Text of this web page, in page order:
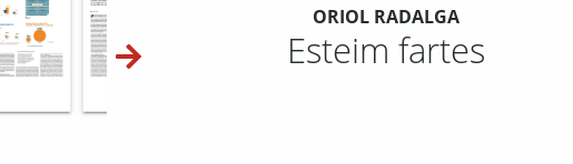
ORIOL RADALGA
Esteim fartes